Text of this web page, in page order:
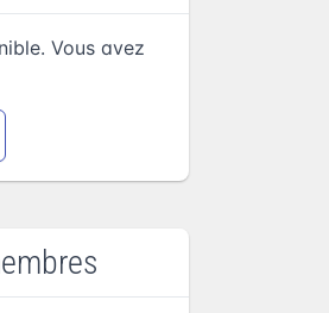
Vous avez